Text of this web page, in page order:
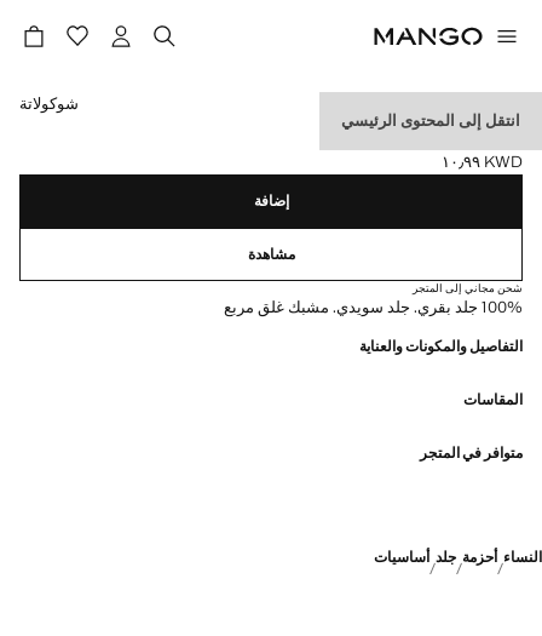
انتقل إلى المحتوى الرئيسي
حزام شمواه بإبزيم مربع
السعر الحالي [KWD ١٠٫٩٩ ]
KWD ١٠٫٩٩
حدد اللون
شوكولاتة
إضافة
مشاهدة
شحن مجاني إلى المتجر
100% جلد بقري. جلد سويدي. مشبك غلق مربع
التفاصيل والمكونات والعناية
المقاسات
متوافر في المتجر
النساء أحزمة جلد أساسيات